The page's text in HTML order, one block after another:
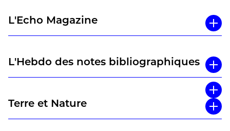
L'Echo Magazine
L'Hebdo des notes bibliographiques
Terre et Nature